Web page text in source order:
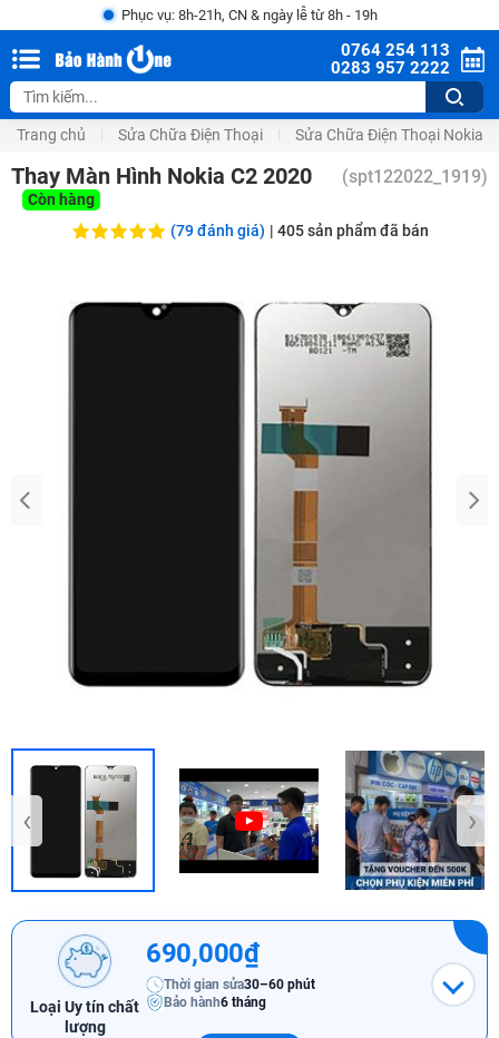
Phục vụ: 8h-21h, CN & ngày lễ từ 8h - 19h
0764 254 113
0283 957 2222
Trang chủ Sửa Chữa Điện Thoại Sửa Chữa Điện Thoại Nokia
Thay Màn Hình Nokia C2 2020 (spt122022_1919)
Còn hàng
(79 đánh giá) | 405sản phẩm đã bán
‹ ›
Loại Uy tín chất
lượng
690,000₫
Thời gian sửa30–60 phút
Bảo hành6 tháng